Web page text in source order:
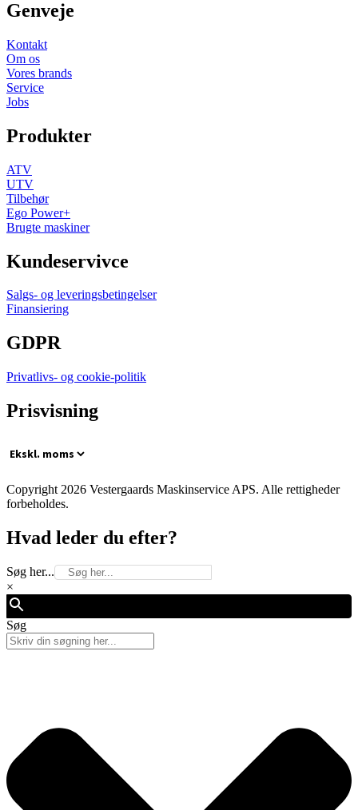
Genveje
Kontakt
Om os
Vores brands
Service
Jobs
Produkter
ATV
UTV
Tilbehør
Ego Power+
Brugte maskiner
Kundeservivce
Salgs- og leveringsbetingelser
Finansiering
GDPR
Privatlivs- og cookie-politik
Prisvisning
Copyright 2026 Vestergaards Maskinservice APS. Alle rettigheder
forbeholdes.
Hvad leder du efter?
Søg her...
×
Søg